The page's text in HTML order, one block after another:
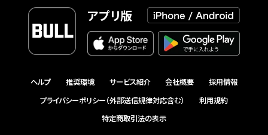
アプリ版
ヘルプ 推奨環境 サービス紹介 会社概要
採用情報
プライバシーポリシー（外部送信規律対応含む）
利用規約
特定商取引法の表示